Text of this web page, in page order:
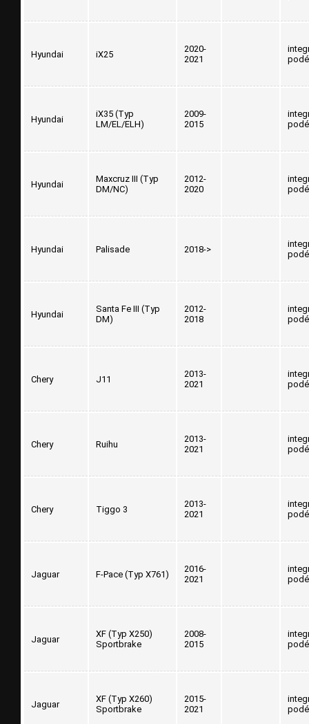
Hyundai iX25
2020-
2021
Hyundai
iX35 (Typ
LM/EL/ELH)
2009-
2015
Hyundai
Maxcruz III (Typ
DM/NC)
2012-
2020
Hyundai Palisade 2018->
Hyundai
Santa Fe III (Typ
DM)
2012-
2018
Chery J11
2013-
2021
Chery Ruihu
2013-
2021
Chery Tiggo 3
2013-
2021
Jaguar F-Pace (Typ X761)
2016-
2021
Jaguar
XF (Typ X250)
Sportbrake
2008-
2015
Jaguar
XF (Typ X260)
Sportbrake
2015-
2021